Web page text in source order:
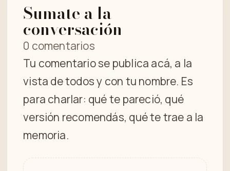
Sumate a la
conversación
0 comentarios
Tu comentario se publica acá, a la
vista de todos y con tu nombre. Es
para charlar: qué te pareció, qué
versión recomendás, qué te trae a la
memoria.